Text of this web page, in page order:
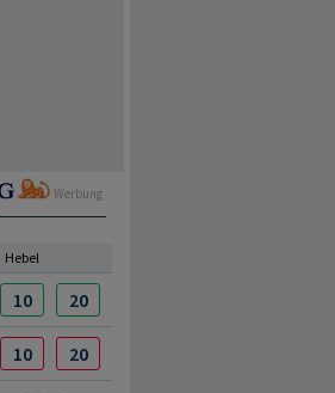
Werbung
Hebel
10 20
10 20